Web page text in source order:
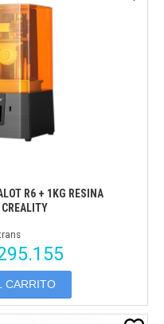
R6 + 1KG RESINA
CARRITO